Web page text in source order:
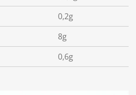
0,2g
8g
0,6g